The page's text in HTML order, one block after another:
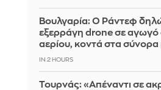
Βουλγαρία: Ο Ράντεφ
εξερράγη drone σε αγωγό
αερίου, κοντά στα σύνορα
IN 2 HOURS
Τουρνάς: «Απέναντι σε